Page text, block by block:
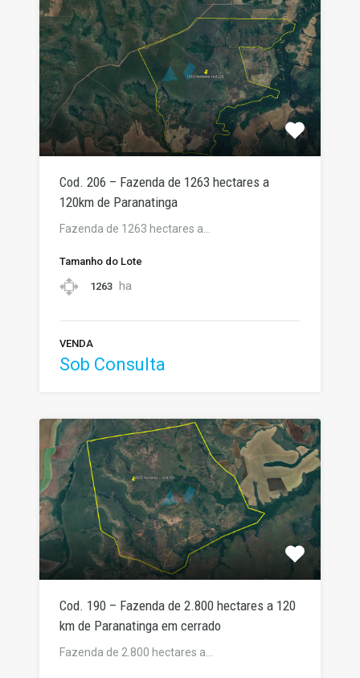
Cod. 206 – Fazenda de 1263 hectares a
120km de Paranatinga
Fazenda de 1263 hectares a…
Tamanho do Lote
1263 ha
VENDA
Sob Consulta
Cod. 190 – Fazenda de 2.800 hectares a 120
km de Paranatinga em cerrado
Fazenda de 2.800 hectares a…